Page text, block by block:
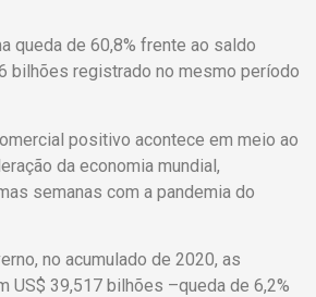
queda de 60,8% frente ao saldo
bilhões registrado no mesmo período
positivo acontece em meio ao
da economia mundial,
semanas com a pandemia do
no acumulado de 2020, as
US$ 39,517 bilhões –queda de 6,2%